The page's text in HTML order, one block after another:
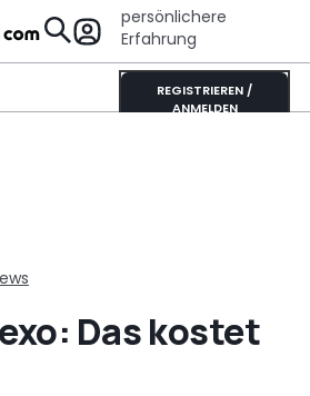
persönlichere
Erfahrung
REGISTRIEREN /
ANMELDEN
Das kostet